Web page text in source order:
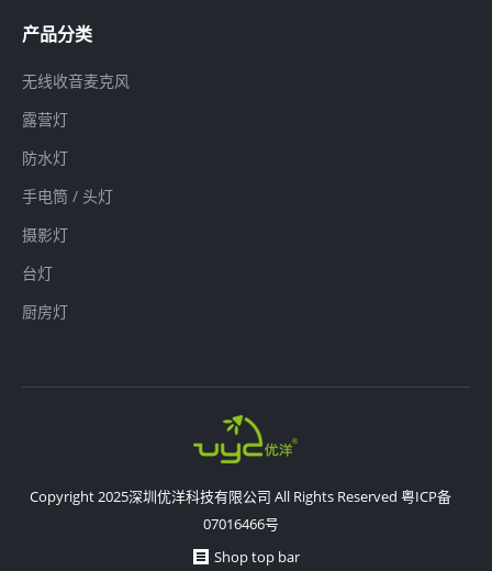
产品分类
无线收音麦克风
露营灯
防水灯
手电筒 / 头灯
摄影灯
台灯
厨房灯
Copyright 2025深圳优洋科技有限公司 All Rights Reserved 粤ICP备
07016466号
Shop top bar